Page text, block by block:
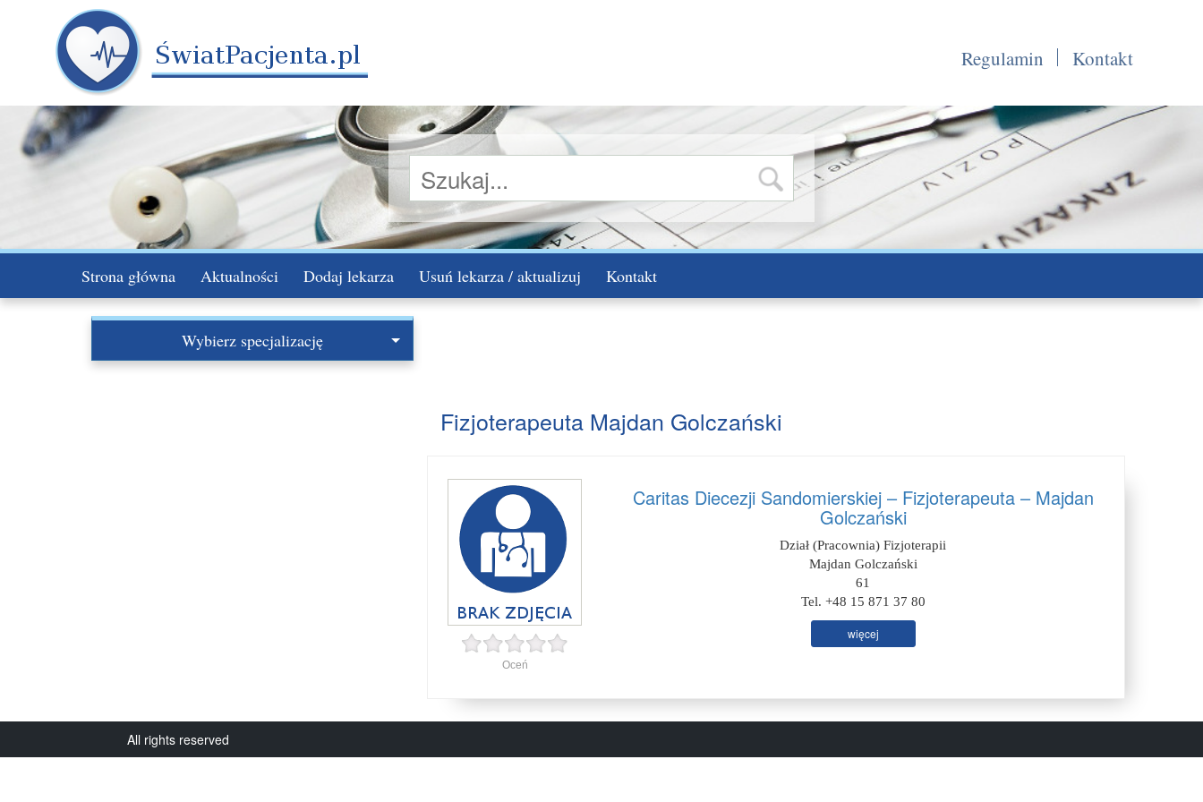
Regulamin Kontakt
Strona główna Aktualności Dodaj lekarza Usuń lekarza / aktualizuj Kontakt
Wybierz specjalizację
Fizjoterapeuta Majdan Golczański
Oceń
Caritas Diecezji Sandomierskiej – Fizjoterapeuta – Majdan
Golczański
Dział (Pracownia) Fizjoterapii
Majdan Golczański
61
Tel. +48 15 871 37 80
więcej
All rights reserved